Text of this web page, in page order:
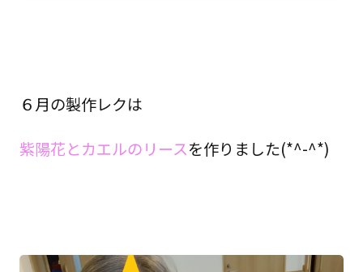
６月の製作レクは
紫陽花とカエルのリースを作りました(*^-^*)